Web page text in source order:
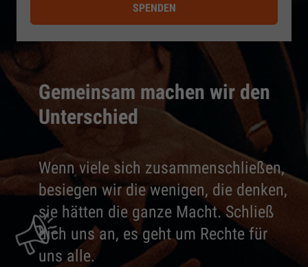
Gemeinsam machen wir den
Unterschied
Wenn viele sich zusammenschließen,
besiegen wir die wenigen, die denken,
sie hätten die ganze Macht. Schließ
dich uns an, es geht um Rechte für
uns alle.
SPENDEN